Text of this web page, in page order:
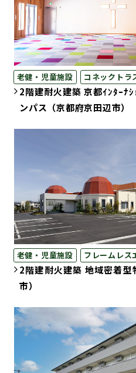
老健・児童施設 コネックトラ
2階建耐火建築 京都ｲﾝﾀｰﾅ
ンパス（京都府京田辺市）
老健・児童施設 フレームレス
2階建耐火建築 地域密着
市）